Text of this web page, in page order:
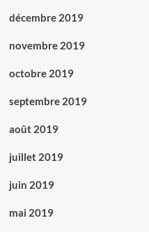
décembre 2019
novembre 2019
octobre 2019
septembre 2019
août 2019
juillet 2019
juin 2019
mai 2019